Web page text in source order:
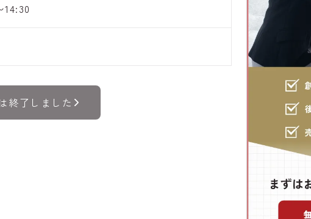
終了しました